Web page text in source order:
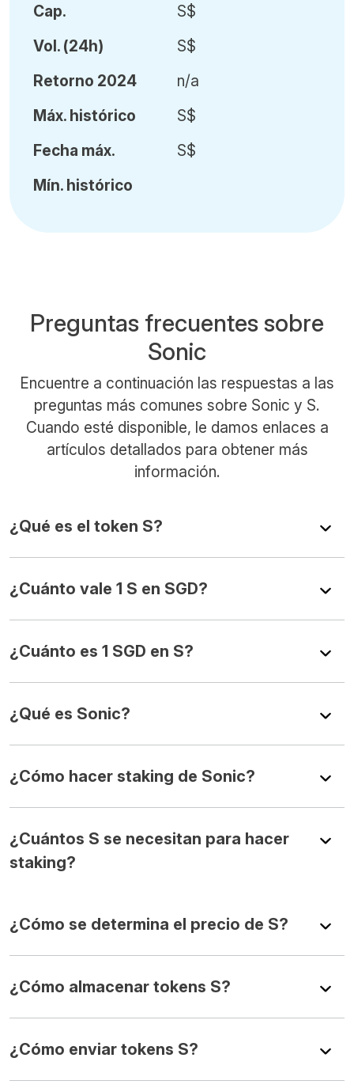
Cap.
Vol. (24h)
Retorno 2024
Máx. histórico
Fecha máx.
Mín. histórico
S$
S$
n/a
S$
S$
Preguntas frecuentes sobre
Sonic
Encuentre a continuación las respuestas a las
preguntas más comunes sobre Sonic y S.
Cuando esté disponible, le damos enlaces a
artículos detallados para obtener más
información.
¿Qué es el token S?
¿Cuánto vale 1 S en SGD?
¿Cuánto es 1 SGD en S?
¿Qué es Sonic?
¿Cómo hacer staking de Sonic?
¿Cuántos S se necesitan para hacer
staking?
¿Cómo se determina el precio de S?
¿Cómo almacenar tokens S?
¿Cómo enviar tokens S?